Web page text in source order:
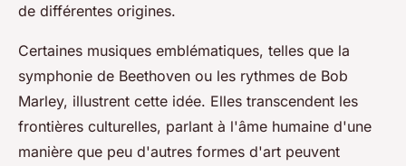
de différentes origines.
Certaines musiques emblématiques, telles que la
symphonie de Beethoven ou les rythmes de Bob
Marley, illustrent cette idée. Elles transcendent les
frontières culturelles, parlant à l'âme humaine d'une
manière que peu d'autres formes d'art peuvent